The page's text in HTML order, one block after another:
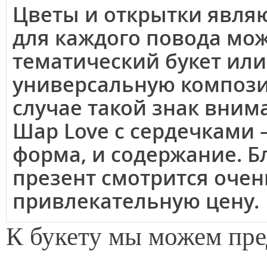
Цветы и открытки
для каждого повода
тематический букет
универсальную
случае такой знак
Шар Love с сердечками
форма, и содержание.
презент смотрится
привлекательную цену.
К букету мы можем